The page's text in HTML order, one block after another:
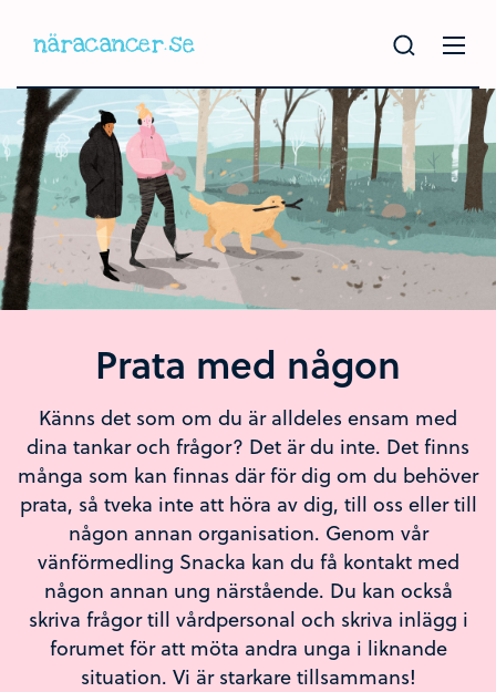
Prata med någon
Känns det som om du är alldeles ensam med
dina tankar och frågor? Det är du inte. Det finns
många som kan finnas där för dig om du behöver
prata, så tveka inte att höra av dig, till oss eller till
någon annan organisation. Genom vår
vänförmedling Snacka kan du få kontakt med
någon annan ung närstående. Du kan också
skriva frågor till vårdpersonal och skriva inlägg i
forumet för att möta andra unga i liknande
situation. Vi är starkare tillsammans!